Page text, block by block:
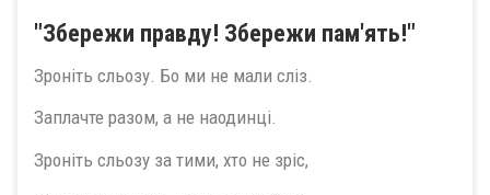
"Збережи правду! Збережи пам'ять!"
Зроніть сльозу. Бо ми не мали сліз.
Заплачте разом, а не наодинці.
Зроніть сльозу за тими, хто не зріс,